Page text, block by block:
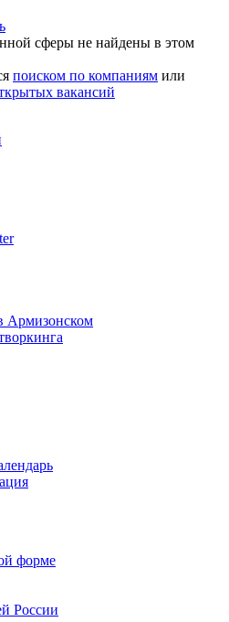
сферы не найдены в этом
поиском по компаниям или
вакансий
Армизонском
форме
России